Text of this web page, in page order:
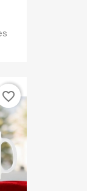
favorite_border